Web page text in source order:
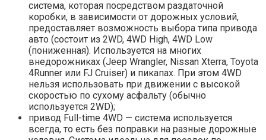
система, которая посредством раздаточной
коробки, в зависимости от дорожных условий,
предоставляет возможность выбора типа привода
авто (состоит из 2WD, 4WD High, 4WD Low
(пониженная). Используется на многих
внедорожниках (Jeep Wrangler, Nissan Xterra, Toyota
4Runner или FJ Cruiser) и пикапах. При этом 4WD
нельзя использовать при движении с высокой
скоростью по сухому асфальту (обычно
используется 2WD);
привод Full-time 4WD — система используется
всегда, то есть без поправки на разные дорожные